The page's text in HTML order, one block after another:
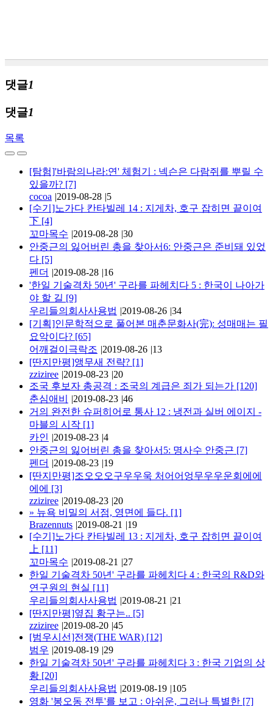
댓글1
댓글1
목록
[탐험]'바람의나라:연' 체험기 : 넥슨은 다람쥐를 뿌릴 수
있을까? [7]
cocoa |2019-08-28 |5
[수기]노가다 칸타빌레 14 : 지게차, 호구 잡히면 끝이여
下 [4]
꼬마목수 |2019-08-28 |30
안중근의 잃어버린 총을 찾아서6: 안중근은 준비돼 있었
다 [5]
펜더 |2019-08-28 |16
'한일 기술격차 50년' 구라를 파헤치다 5 : 한국이 나아가
야 할 길 [9]
우리들의회사사용법 |2019-08-26 |34
[기획]인문학적으로 풀어본 매춘문화사(完): 성매매는 필
요악이다? [65]
어깨걸이극락조 |2019-08-26 |13
[딴지만평]앵무새 전략? [1]
zziziree |2019-08-23 |20
조국 후보자 총공격 : 조국의 계급은 죄가 되는가 [120]
춘심애비
|2019-08-23 |46
거의 완전한 슈퍼히어로 통사 12 : 냉전과 실버 에이지 -
마블의 시작 [1]
카인 |2019-08-23 |4
안중근의 잃어버린 총을 찾아서5: 명사수 안중근 [7]
펜더 |2019-08-23 |19
[딴지만평]조오오오구우우욱 처어어엉무우우운회에에
에에 [3]
zziziree |2019-08-23 |20
» 뉴욕 비밀의 서점, 영면에 들다. [1]
Brazennuts |2019-08-21 |19
[수기]노가다 칸타빌레 13 : 지게차, 호구 잡히면 끝이여
上 [11]
꼬마목수 |2019-08-21 |27
한일 기술격차 50년' 구라를 파헤치다 4 : 한국의 R&D와
연구원의 현실 [11]
우리들의회사사용법 |2019-08-21 |21
[딴지만평]옆집 황구는.. [5]
zziziree |2019-08-20 |45
[범우시선]전쟁(THE WAR) [12]
범우 |2019-08-19 |29
한일 기술격차 50년' 구라를 파헤치다 3 : 한국 기업의 상
황 [20]
우리들의회사사용법 |2019-08-19 |105
영화 '봉오동 전투'를 보고 : 아쉬운, 그러나 특별한 [7]